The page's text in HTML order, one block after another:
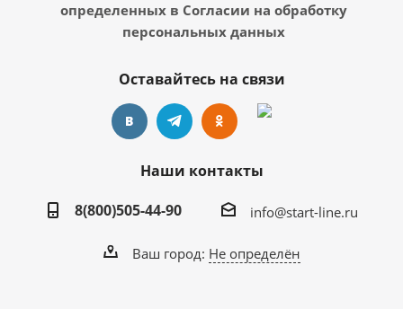
определенных в Согласии на обработку
персональных данных
Оставайтесь на связи
Наши контакты
8(800)505-44-90
info@start-line.ru
Ваш город: Не определён